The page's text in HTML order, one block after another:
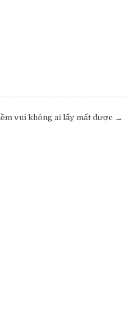
vui không ai lấy mất được →